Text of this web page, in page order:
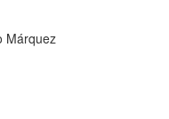
Márquez